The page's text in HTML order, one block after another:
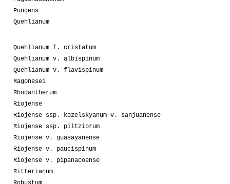
Pungens
Quehlianum
Quehlianum f. cristatum
Quehlianum v. albispinum
Quehlianum v. flavispinum
Ragonesei
Rhodantherum
Riojense
Riojense ssp. kozelskyanum v. sanjuanense
Riojense ssp. piltziorum
Riojense v. guasayanense
Riojense v. paucispinum
Riojense v. pipanacoense
Ritterianum